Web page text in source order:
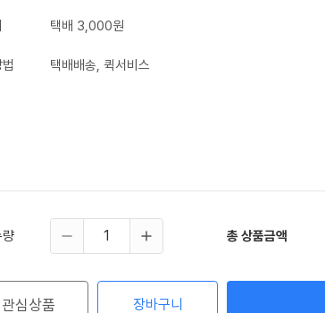
택배 3,000원
택배배송, 퀵서비스
량 총 상품금액
관심상품 장바구니